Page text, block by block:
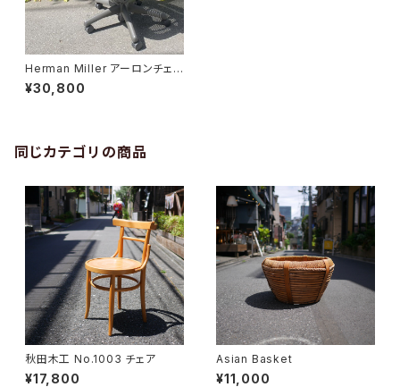
Herman Miller アーロンチェ
ア
¥30,800
同じカテゴリの商品
秋田木工 No.1003 チェア
¥17,800
Asian Basket
¥11,000